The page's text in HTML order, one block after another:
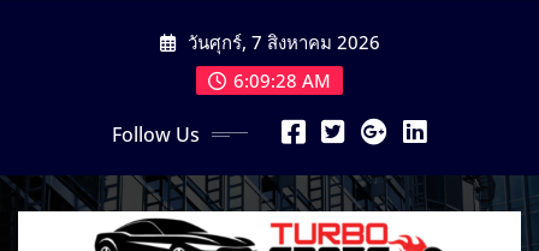
วันศุกร์, 7 สิงหาคม 2026
6:09:29 AM
Follow Us